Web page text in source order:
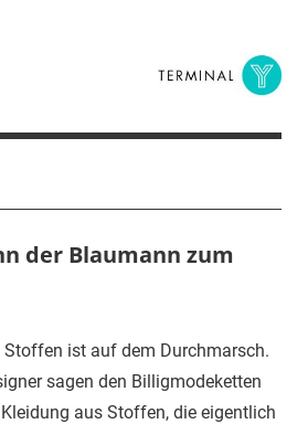
der Blaumann zum
Stoffen ist auf dem Durchmarsch.
sagen den Billigmodeketten
aus Stoffen, die eigentlich